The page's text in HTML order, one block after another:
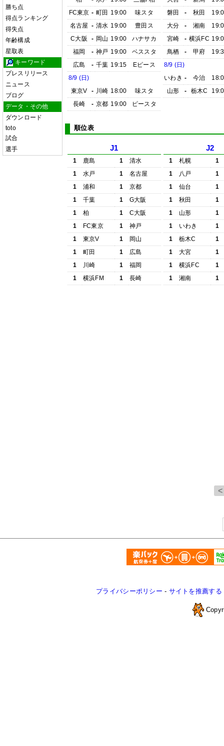
勝ち点
得点ランキング
得失点
年齢構成
星取表
キーワード
プレスリリース
ニュース
ブログ
データ・その他
ダウンロード
toto
試合
選手
FC東京 - 町田 19:00
味スタ
名古屋 - 清水 19:00
豊田ス
C大阪
- 岡山 19:00
ハナサカ
福岡
- 神戸 19:00
ベススタ
広島
- 千葉 19:15
Eピース
8/9 (日)
東京V
- 川崎 18:00
味スタ
長崎
- 京都 19:00 ピースタ
磐田
- 秋田
大分
- 湘南
宮崎
- 横浜FC
鳥栖
- 甲府
8/9 (日)
いわき - 今治
山形
- 栃木C
順位表
J1
1 鹿島 1
清水
1
水戸 1
名古屋
1
浦和 1
京都
1
千葉 1
G大阪
1
柏 1
C大阪
1
FC東京 1
神戸
1
東京V 1
岡山
1
町田 1
広島
1
川崎 1
福岡
1
横浜FM 1 長崎
J2
1 札幌
1
1
八戸
1
1
仙台
1
1
秋田
1
1
山形
1
1
いわき
1
1
栃木C
1
1
大宮
1
1
横浜FC
1
1
湘南 1
プライバシーポリシー - サイトを推薦する